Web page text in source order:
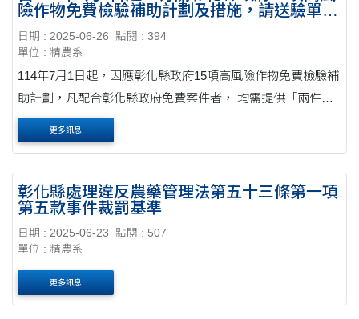
險作物免費檢驗補助計劃及措施，請送驗單位
日期 : 2025-06-26
點閱 : 394
單位 : 精農系
114年7月1日起，因應彰化縣政府15項高風險作物免費檢驗補
助計劃，凡配合彰化縣政府免費案件者， 均需提供「兩件獨
立包裝600公克樣品」，兩份裝在一個袋子視同一件， 不符合
更多訊息
彰化縣處理違反農藥管理法第五十三條第一項
第五款事件裁罰基準
日期 : 2025-06-23
點閱 : 507
單位 : 精農系
更多訊息